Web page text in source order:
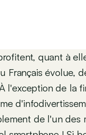
quant à
évolue,
l'exception de la
de l'un des